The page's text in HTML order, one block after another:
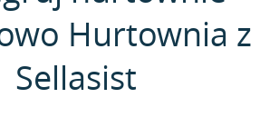
Hurtownia z
Sellasist